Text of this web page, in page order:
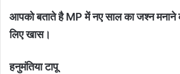
आपको बताते है MP में नए साल का जश्न
लिए खास।
हनुमंतिया टापू